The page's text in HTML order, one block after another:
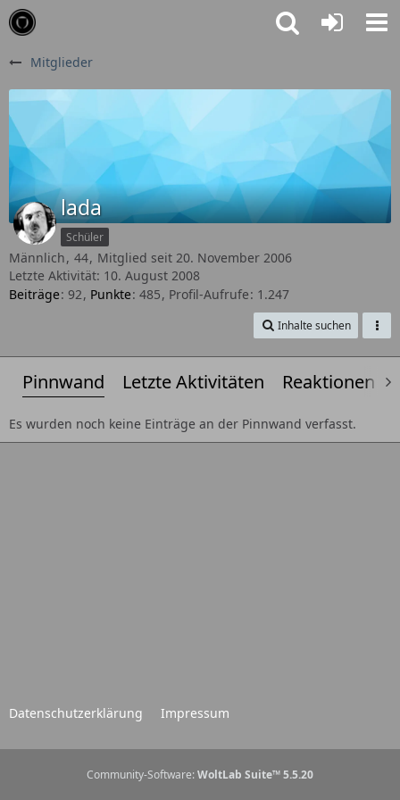
Mitglieder
lada
Schüler
Männlich 44 Mitglied seit 20. November 2006
Letzte Aktivität: 10. August 2008
Beiträge 92 Punkte 485 Profil-Aufrufe 1.247
Inhalte suchen
Pinnwand Letzte Aktivitäten Reaktionen
Es wurden noch keine Einträge an der Pinnwand verfasst.
Datenschutzerklärung Impressum
Community-Software: WoltLab Suite™ 5.5.20